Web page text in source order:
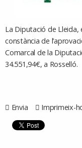
La Diputació de
constància de
Comarcal de la
34.551,94€, a Rosselló.
Envia Imprimeix-